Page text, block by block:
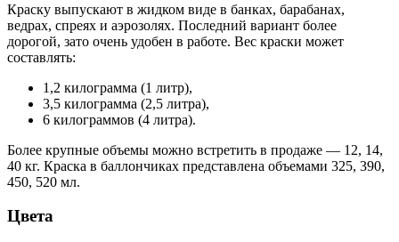
Краску выпускают в жидком виде в банках, барабанах,
ведрах, спреях и аэрозолях. Последний вариант более
дорогой, зато очень удобен в работе. Вес краски может
составлять:
1,2 килограмма (1 литр),
3,5 килограмма (2,5 литра),
6 килограммов (4 литра).
Более крупные объемы можно встретить в продаже — 12, 14,
40 кг. Краска в баллончиках представлена объемами 325, 390,
450, 520 мл.
Цвета